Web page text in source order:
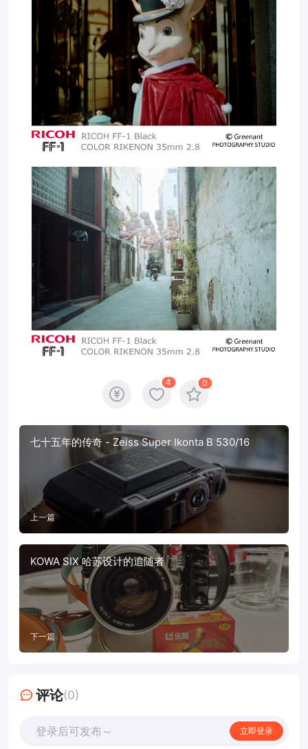
4 0
七十五年的传奇 - Zeiss Super Ikonta B 530/16
上一篇
KOWA SIX 哈苏设计的追随者
下一篇
评论(0)
登录后可发布～ 立即登录